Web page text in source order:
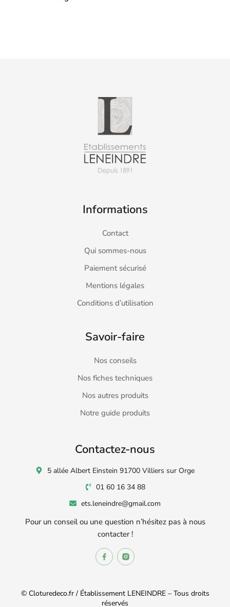
Informations
Contact
Qui sommes-nous
Paiement sécurisé
Mentions légales
Conditions d’utilisation
Savoir-faire
Nos conseils
Nos fiches techniques
Nos autres produits
Notre guide produits
Contactez-nous
5 allée Albert Einstein 91700 Villiers sur Orge
01 60 16 34 88
ets.leneindre@gmail.com
Pour un conseil ou une question n’hésitez pas à nous
contacter !
© Cloturedeco.fr / Établissement LENEINDRE – Tous droits
réservés